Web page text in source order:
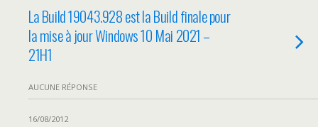
La Build 19043.928 est la Build finale pour
la mise à jour Windows 10 Mai 2021 –
21H1
AUCUNE RÉPONSE
16/08/2012